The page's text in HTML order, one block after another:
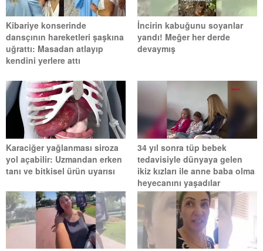
Kibariye konserinde
dansçının hareketleri şaşkına
uğrattı: Masadan atlayıp
kendini yerlere attı
İncirin kabuğunu soyanlar
yandı! Meğer her derde
devaymış
Karaciğer yağlanması siroza
yol açabilir: Uzmandan erken
tanı ve bitkisel ürün uyarısı
34 yıl sonra tüp bebek
tedavisiyle dünyaya gelen
ikiz kızları ile anne baba olma
heyecanını yaşadılar